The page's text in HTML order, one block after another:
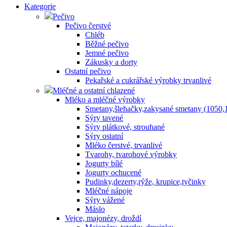
Kategorie
Pečivo
Pečivo čerstvé
Chléb
Běžné pečivo
Jemné pečivo
Zákusky a dorty
Ostatní pečivo
Pekařské a cukrářské výrobky trvanlivé
Mléčné a ostatní chlazené
Mléko a mléčné výrobky
Smetany,šlehačky,zakysané smetany
Sýry tavené
Sýry plátkové, strouhané
Sýry ostatní
Mléko čerstvé, trvanlivé
Tvarohy, tvarohové výrobky
Jogurty bílé
Jogurty ochucené
Pudinky,dezerty,rýže, krupice,tyčinky
Mléčné nápoje
Sýry vážené
Máslo
Vejce, majonézy, droždí